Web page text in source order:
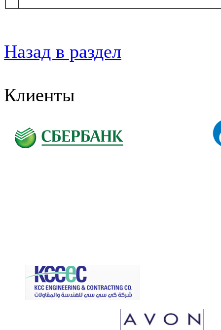
Назад в раздел
Клиенты